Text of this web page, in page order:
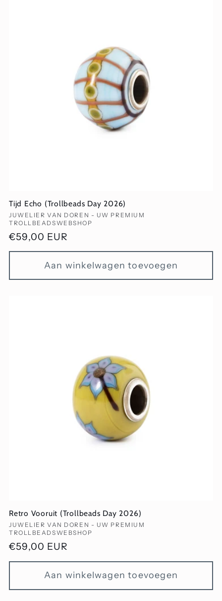
Tijd Echo (Trollbeads Day 2026)
Verkoper:
JUWELIER VAN DOREN - UW PREMIUM
TROLLBEADSWEBSHOP
Normale
prijs
€59,00 EUR
Aan winkelwagen toevoegen
Retro Vooruit (Trollbeads Day 2026)
Verkoper:
JUWELIER VAN DOREN - UW PREMIUM
TROLLBEADSWEBSHOP
Normale
prijs
€59,00 EUR
Aan winkelwagen toevoegen